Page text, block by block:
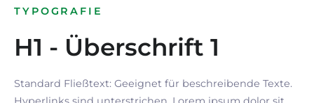
TYPOGRAFIE
H1 - Überschrift 1
Standard Fließtext: Geeignet für beschreibende Texte.